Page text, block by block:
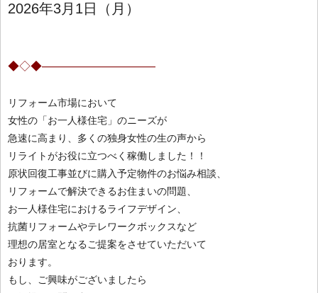
2026年3月1 日（月）
◆◇◆——————————
リフォーム市場において
女性の「お一人様住宅」のニーズが
急速に高まり、多くの独身女性の生の声から
リライトがお役に立つべく稼働しました！！
原状回復工事並びに購入予定物件のお悩み相談、
リフォームで解決できるお住まいの問題、
お一人様住宅におけるライフデザイン、
抗菌リフォームやテレワークボックスなど
理想の居室となるご提案をさせていただいて
おります。
もし、ご興味がございましたら